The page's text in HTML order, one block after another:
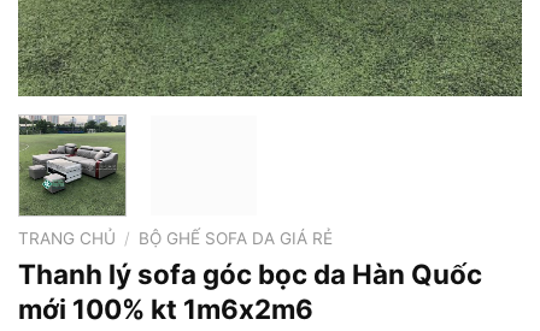
TRANG CHỦ / BỘ GHẾ SOFA DA GIÁ RẺ
Thanh lý sofa góc bọc da Hàn Quốc
mới 100% kt 1m6x2m6